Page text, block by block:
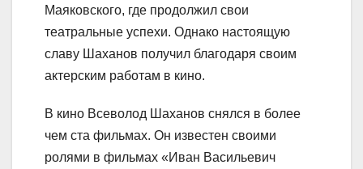
Маяковского, где продолжил свои
театральные успехи. Однако настоящую
славу Шаханов получил благодаря своим
актерским работам в кино.
В кино Всеволод Шаханов снялся в более
чем ста фильмах. Он известен своими
ролями в фильмах «Иван Васильевич